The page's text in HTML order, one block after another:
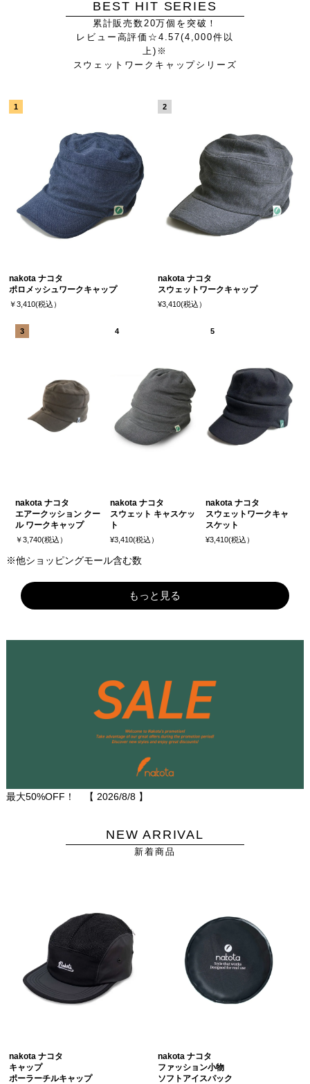
BEST HIT SERIES
累計販売数20万個を突破！
レビュー高評価☆4.57(4,000件以
上)※
スウェットワークキャップシリーズ
nakota ナコタ
ポロメッシュワークキャップ
￥3,410(税込）
nakota ナコタ
スウェットワークキャップ
¥3,410(税込）
nakota ナコタ
エアークッション クー
ル ワークキャップ
￥3,740(税込）
nakota ナコタ
スウェット キャスケッ
ト
¥3,410(税込）
nakota ナコタ
スウェットワークキャ
スケット
¥3,410(税込）
※他ショッピングモール含む数
もっと見る
最大50%OFF！ 【 2026/8/8】
NEW ARRIVAL
新着商品
nakota ナコタ
キャップ
ポーラーチルキャップ
nakota ナコタ
ファッション小物
ソフトアイスパック